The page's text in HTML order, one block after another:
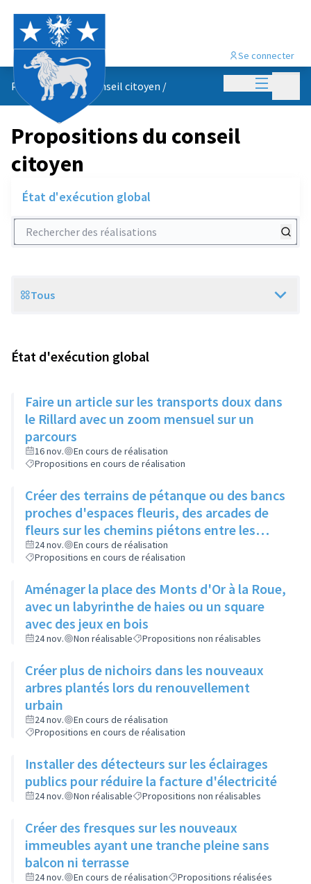
Menu
Se connecter
Propositions du conseil citoyen /
Propositions du conseil
citoyen
État d'exécution global
Rechercher des réalisations
Scope
Tous
État d'exécution global
Faire un article sur les transports doux dans
le Rillard avec un zoom mensuel sur un
parcours
16 nov.
En cours de réalisation
Propositions en cours de réalisation
Créer des terrains de pétanque ou des bancs
proches d'espaces fleuris, des arcades de
fleurs sur les chemins piétons entre les
immeubles
24 nov.
En cours de réalisation
Propositions en cours de réalisation
Aménager la place des Monts d'Or à la Roue,
avec un labyrinthe de haies ou un square
avec des jeux en bois
24 nov. Non réalisable Propositions non réalisables
Créer plus de nichoirs dans les nouveaux
arbres plantés lors du renouvellement
urbain
24 nov.
En cours de réalisation
Propositions en cours de réalisation
Installer des détecteurs sur les éclairages
publics pour réduire la facture d'électricité
24 nov. Non réalisable Propositions non réalisables
Créer des fresques sur les nouveaux
immeubles ayant une tranche pleine sans
balcon ni terrasse
24 nov. En cours de réalisation Propositions réalisées